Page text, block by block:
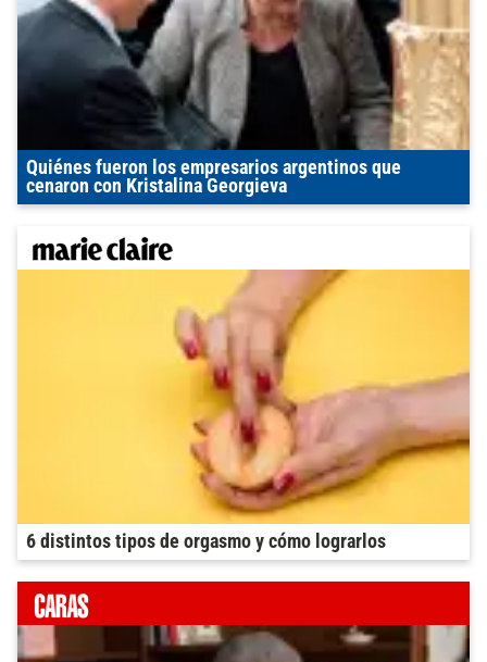
Quiénes fueron los empresarios argentinos que
cenaron con Kristalina Georgieva
6 distintos tipos de orgasmo y cómo lograrlos